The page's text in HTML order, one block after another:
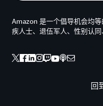
回
Amazon 是一个倡导机会均
疾人士、退伍军人、性别认同